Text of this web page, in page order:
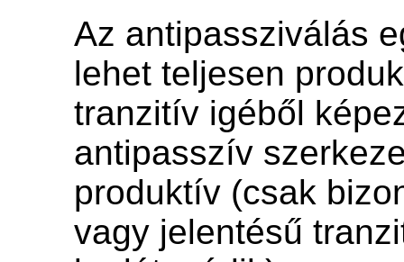
Az antipassziválás
lehet teljesen
tranzitív igéből
antipasszív
produktív (csak
vagy jelentésű